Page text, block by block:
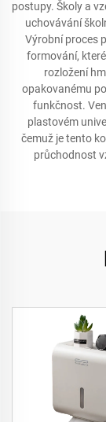
postupy. Školy a
uchovávání
Výrobní proces
formování,
rozložení
opakovanému
funkčnost.
plastovém
čemuž je tento
průchodnost